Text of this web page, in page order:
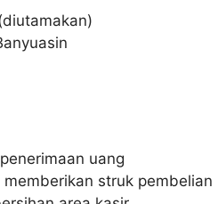
uang
struk pembelian